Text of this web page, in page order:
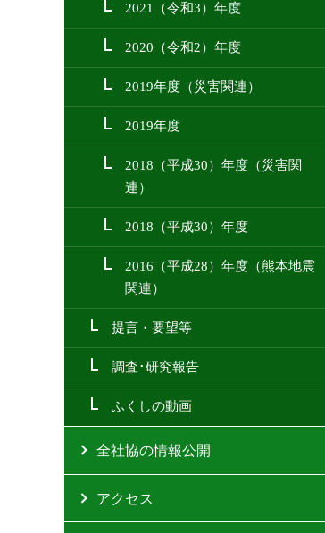
2021（令和3）年度
2020（令和2）年度
2019年度（災害関連）
2019年度
2018（平成30）年度（災害関
連）
2018（平成30）年度
2016（平成28）年度（熊本地震
関連）
提言・要望等
調査･研究報告
ふくしの動画
全社協の情報公開
アクセス